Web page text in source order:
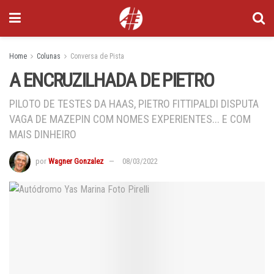
Home Colunas Conversa de Pista
A ENCRUZILHADA DE PIETRO
PILOTO DE TESTES DA HAAS, PIETRO FITTIPALDI DISPUTA
VAGA DE MAZEPIN COM NOMES EXPERIENTES... E COM
MAIS DINHEIRO
por Wagner Gonzalez 08/03/2022